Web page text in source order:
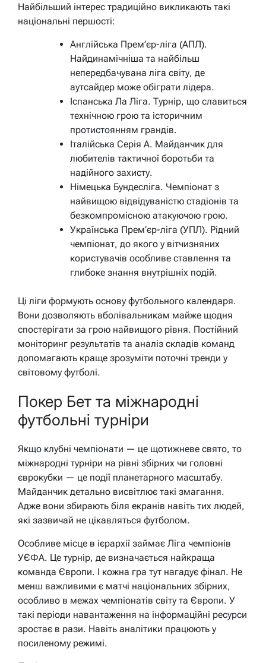
Найбільший інтерес традиційно викликають такі
національні першості:
Англійська Прем’єр-ліга (АПЛ).
Найдинамічніша та найбільш
непередбачувана ліга світу, де
аутсайдер може обіграти лідера.
Іспанська Ла Ліга. Турнір, що славиться
технічною грою та історичним
протистоянням грандів.
Італійська Серія А. Майданчик для
любителів тактичної боротьби та
надійного захисту.
Німецька Бундесліга. Чемпіонат з
найвищою відвідуваністю стадіонів та
безкомпромісною атакуючою грою.
Українська Прем’єр-ліга (УПЛ). Рідний
чемпіонат, до якого у вітчизняних
користувачів особливе ставлення та
глибоке знання внутрішніх подій.
Ці ліги формують основу футбольного календаря.
Вони дозволяють вболівальникам майже щодня
спостерігати за грою найвищого рівня. Постійний
моніторинг результатів та аналіз складів команд
допомагають краще зрозуміти поточні тренди у
світовому футболі.
Покер Бет та міжнародні
футбольні турніри
Якщо клубні чемпіонати — це щотижневе свято, то
міжнародні турніри на рівні збірних чи головні
єврокубки — це події планетарного масштабу.
Майданчик детально висвітлює такі змагання.
Адже вони збирають біля екранів навіть тих людей,
які зазвичай не цікавляться футболом.
Особливе місце в ієрархії займає Ліга чемпіонів
УЄФА. Це турнір, де визначається найкраща
команда Європи. І кожна гра тут нагадує фінал. Не
менш важливими є матчі національних збірних,
особливо в межах чемпіонатів світу та Європи. У
такі періоди навантаження на інформаційні ресурси
зростає в рази. Навіть аналітики працюють у
посиленому режимі.